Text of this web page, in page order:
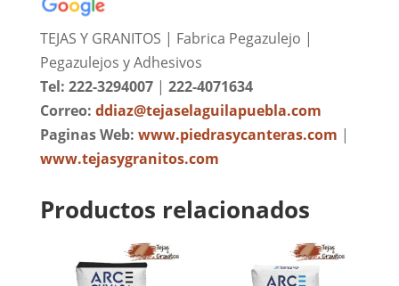
TEJAS Y GRANITOS | Fabrica Pegazulejo |
Pegazulejos y Adhesivos
Tel: 222-3294007| 222-4071634
Correo: ddiaz@tejaselaguilapuebla.com
Paginas Web: www.piedrasycanteras.com |
www.tejasygranitos.com
Productos relacionados